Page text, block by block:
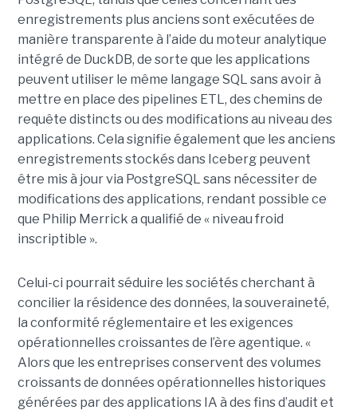
enregistrements plus anciens sont exécutées de
manière transparente à l’aide du moteur analytique
intégré de DuckDB, de sorte que les applications
peuvent utiliser le même langage SQL sans avoir à
mettre en place des pipelines ETL, des chemins de
requête distincts ou des modifications au niveau des
applications. Cela signifie également que les anciens
enregistrements stockés dans Iceberg peuvent
être mis à jour via PostgreSQL sans nécessiter de
modifications des applications, rendant possible ce
que Philip Merrick a qualifié de « niveau froid
inscriptible ».
Celui-ci pourrait séduire les sociétés cherchant à
concilier la résidence des données, la souveraineté,
la conformité réglementaire et les exigences
opérationnelles croissantes de l’ère agentique. «
Alors que les entreprises conservent des volumes
croissants de données opérationnelles historiques
générées par des applications IA à des fins d’audit et